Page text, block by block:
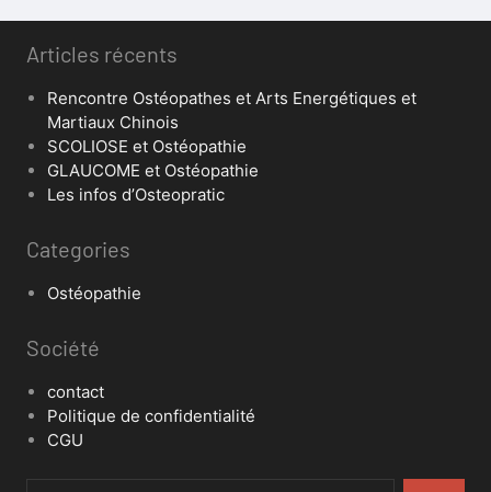
Articles récents
Rencontre Ostéopathes et Arts Energétiques et
Martiaux Chinois
SCOLIOSE et Ostéopathie
GLAUCOME et Ostéopathie
Les infos d’Osteopratic
Categories
Ostéopathie
Société
contact
Politique de confidentialité
CGU